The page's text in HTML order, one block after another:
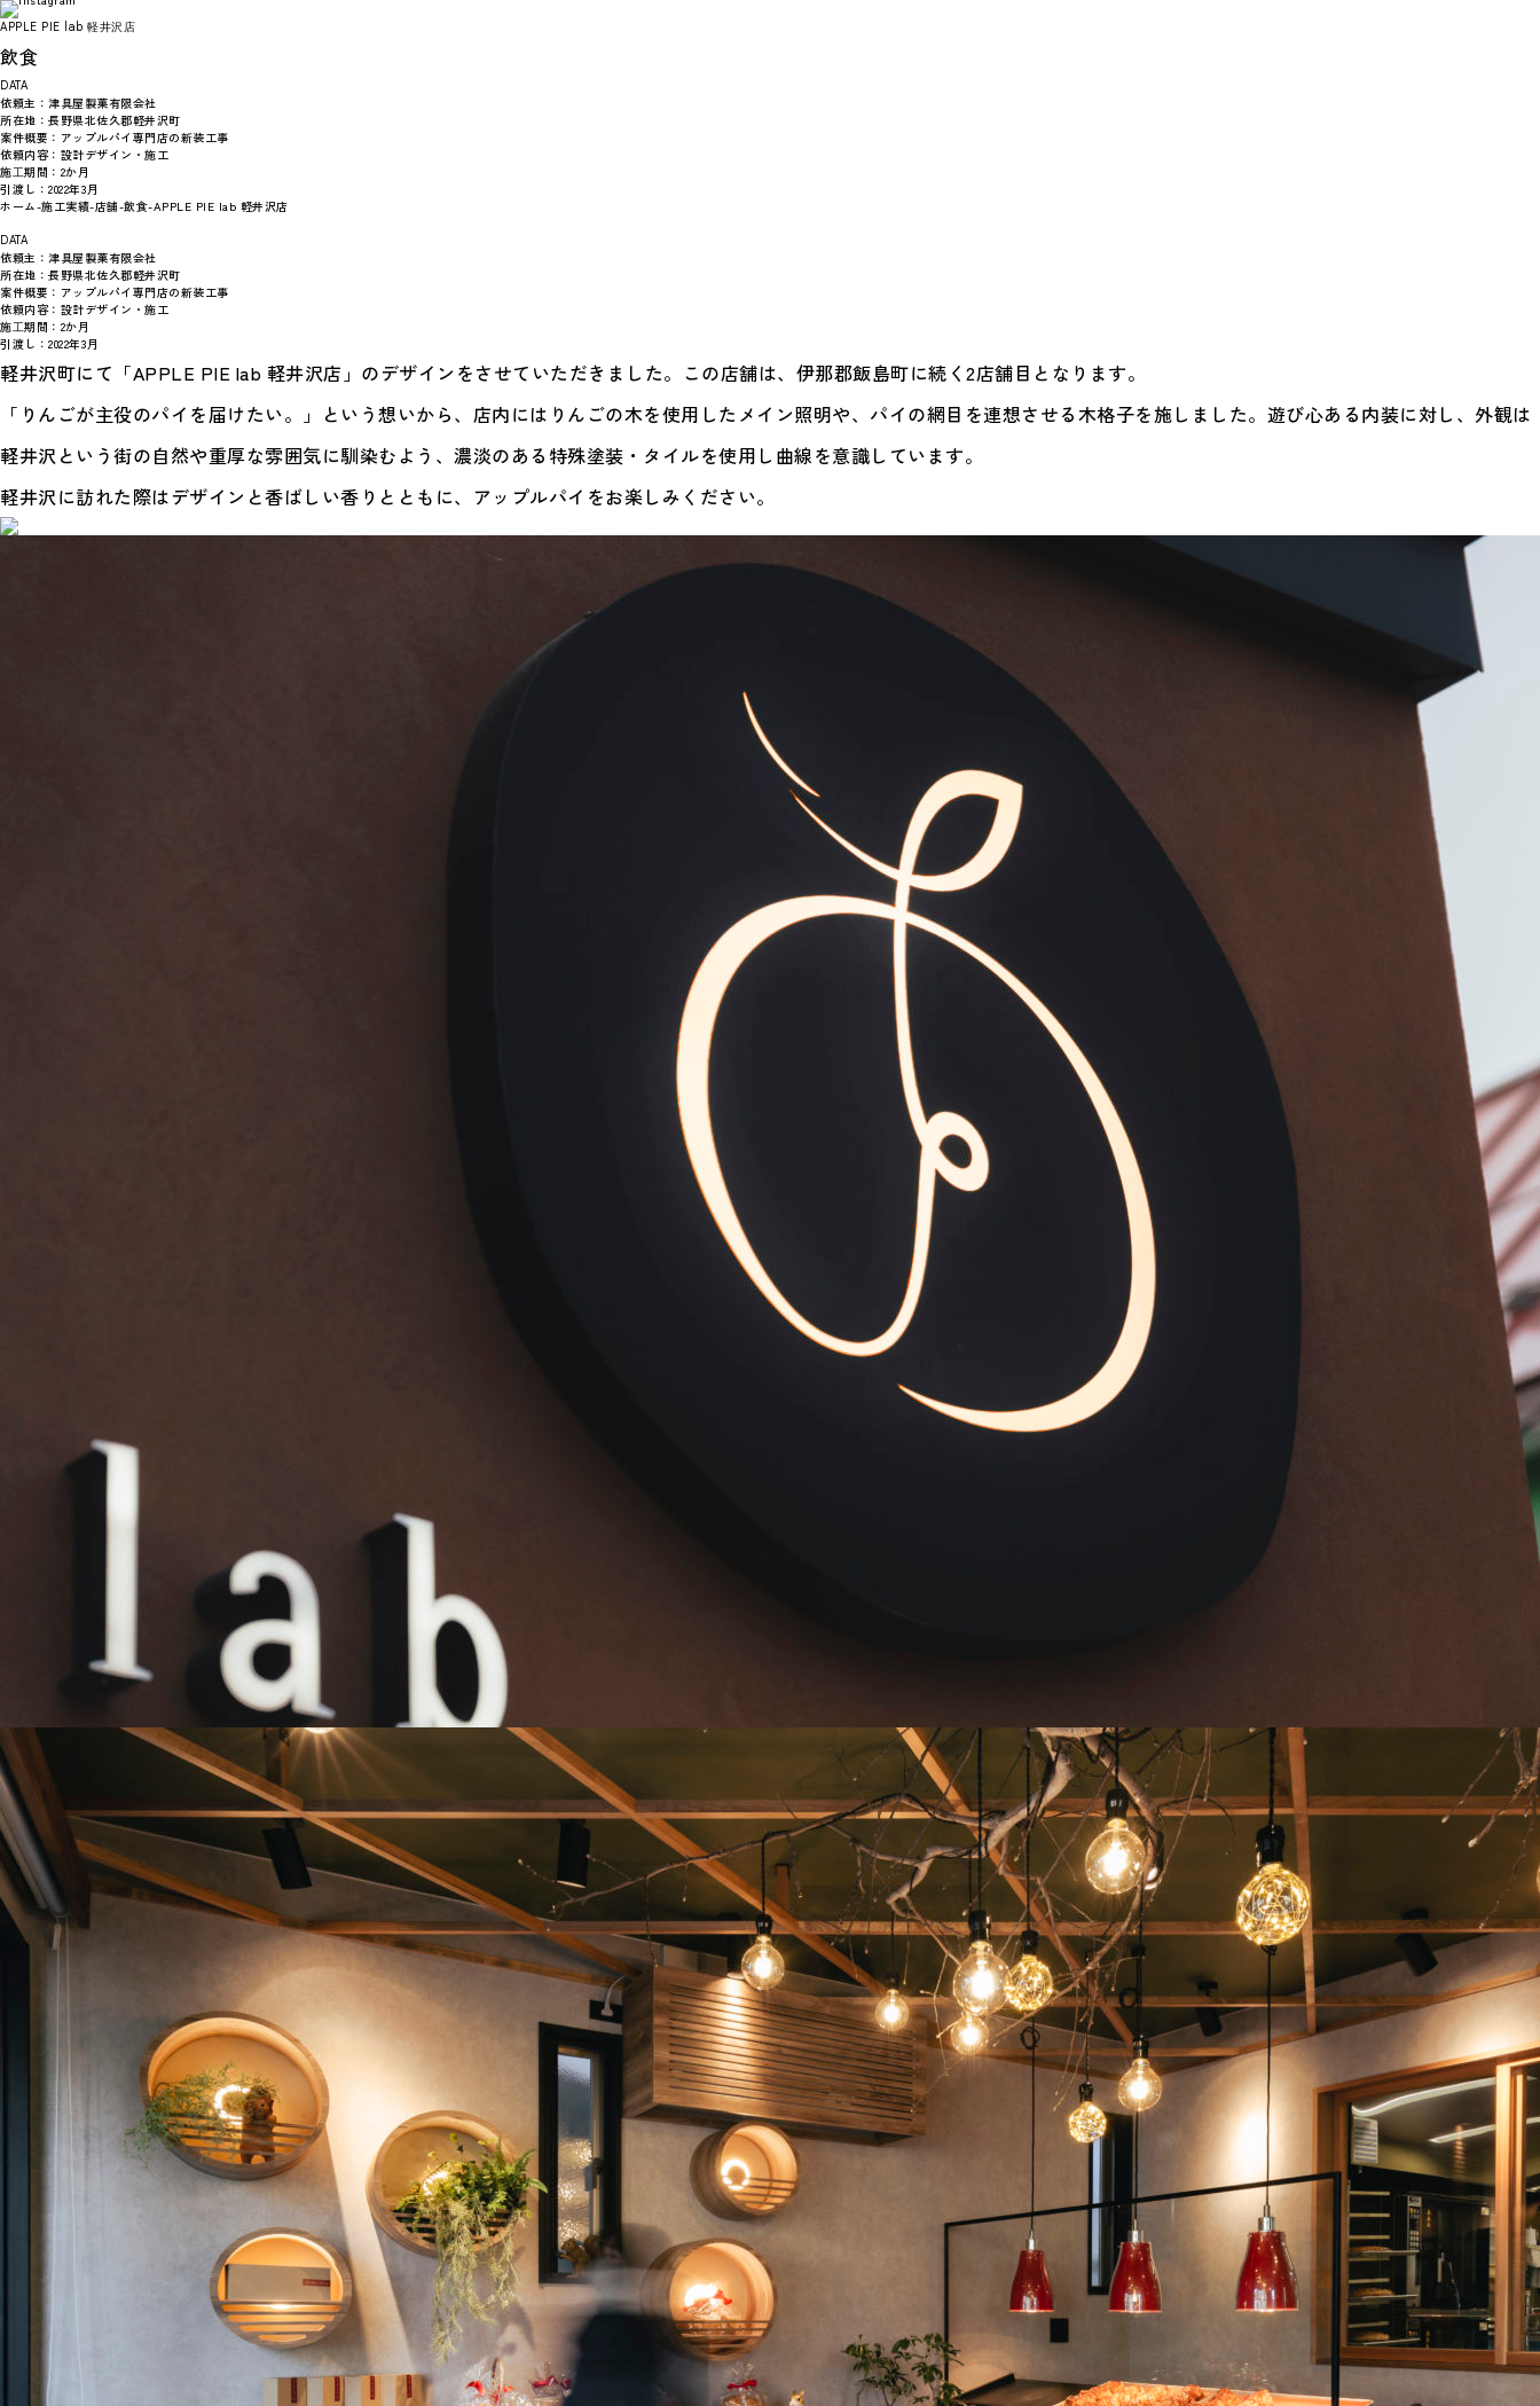
APPLE PIE lab 軽井沢店
飲食
DATA
依頼主： 津具屋製菓有限会社
所在地： 長野県北佐久郡軽井沢町
案件概要： アップルパイ専門店の新装工事
依頼内容： 設計デザイン・施工
施⼯期間： 2か月
引渡し： 2022年3月
ホーム-施工実績-店舗-飲食-APPLE PIE lab 軽井沢店
DATA
依頼主： 津具屋製菓有限会社
所在地： 長野県北佐久郡軽井沢町
案件概要： アップルパイ専門店の新装工事
依頼内容： 設計デザイン・施工
施⼯期間： 2か月
引渡し： 2022年3月
軽井沢町にて「APPLE PIE lab 軽井沢店」のデザインをさせていただきました。この店舗は、伊那郡飯島町に続く2店舗目となります。
「りんごが主役のパイを届けたい。」という想いから、店内にはりんごの木を使用したメイン照明や、パイの網目を連想させる木格子を施しました。遊び心ある内装に対し、外観は
軽井沢という街の自然や重厚な雰囲気に馴染むよう、濃淡のある特殊塗装・タイルを使用し曲線を意識しています。
軽井沢に訪れた際はデザインと香ばしい香りとともに、アップルパイをお楽しみください。